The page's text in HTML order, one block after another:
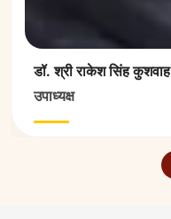
डॉ. श्री राकेश सिंह कुशवाह
उपाध्यक्ष